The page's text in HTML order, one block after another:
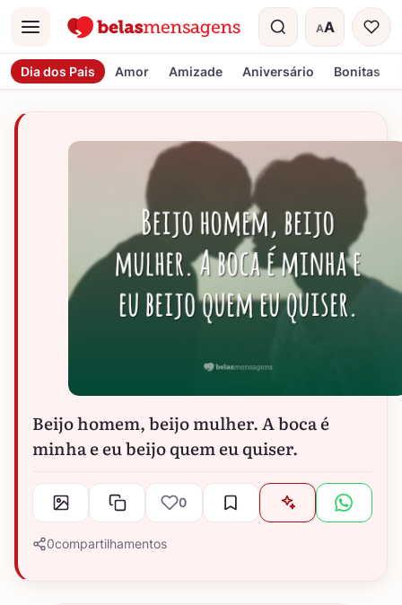
Menu AA
Tamanho do
Dia dos Pais Amor Amizade Aniversário Bonitas
Beijo homem, beijo mulher. A boca é
minha e eu beijo quem eu quiser.
0
0compartilhamentos